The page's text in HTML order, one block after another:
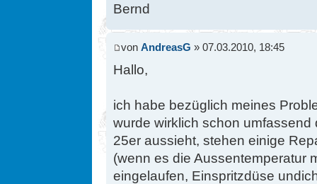
Bernd
von AndreasG » 07.03.2010, 18:45
Hallo,
ich habe bezüglich meines
wurde wirklich schon
25er aussieht, stehen einige
(wenn es die Aussentemperatur
eingelaufen, Einspritzdüse